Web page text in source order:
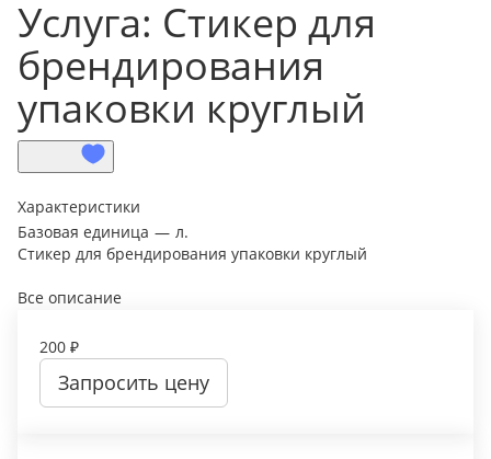
Услуга: Стикер для
брендирования
упаковки круглый
Характеристики
Базовая единица — л.
Стикер для брендирования упаковки круглый
Все описание
200 ₽
Запросить цену